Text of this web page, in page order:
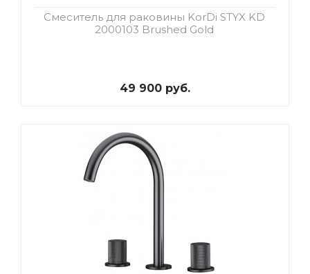
Смеситель для раковины KorDi STYX KD
2000103 Brushed Gold
49 900 руб.